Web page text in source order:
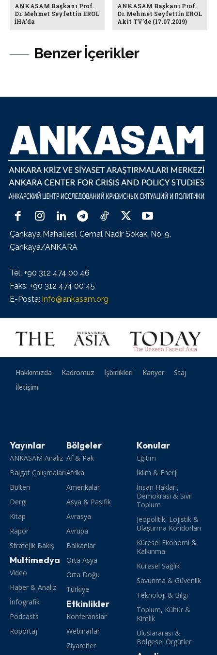
Benzer İçerikler
ANKASAM Başkanı Prof.
Dr. Mehmet Seyfettin EROL
İHA’da
ANKASAM Başkanı Prof.
Dr. Mehmet Seyfettin EROL
Akit TV’de (17.07.2019)
Çankaya Mahallesi, Cemal Nadir Sokak, No: 9,
Çankaya/ANKARA
Tel: +90 312 474 00 46
Faks: +90 312 474 00 45
E-Posta: info@ankasam.org
Hakkımızda Kadromuz İşbirlikleri Kariyer
Staj
İletişim
Yayınlar
ANKASAM Analiz
Balgat Çalışmaları
Bülten
Dergi
Kitap
Rapor
Stratejik Bakış
Multimedya
Video
Haber & Analiz
İnfografik
Podcasts
Röportaj
Bölgeler
Af & Pak
Afrika
Amerikalar
Asya & Pasifik
Avrasya
Avrupa
Balkanlar
Orta Asya
Orta Doğu
Türkiye
Etkinlikler
Konferanslar
Webinarlar
Ziyaretler
Konular
Eğitim
İklim & Enerji
İnsan Hakları,
Demokrasi & Sivil
Toplum
Jeopolitik, Lojistik &
Ulaştırma Koridorları
Küresel Ekonomi &
Kalkınma
Küresel Sağlık
Savunma & Güvenlik
Teknoloji & Bilgi
Toplum, Kültür &
Kimlik
Uluslararası &
Bölgesel Örgütler